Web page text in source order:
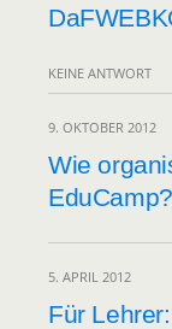
KEINE ANTWORT
9. OKTOBER 2012
Wie
EduCamp?
5. APRIL 2012
Für